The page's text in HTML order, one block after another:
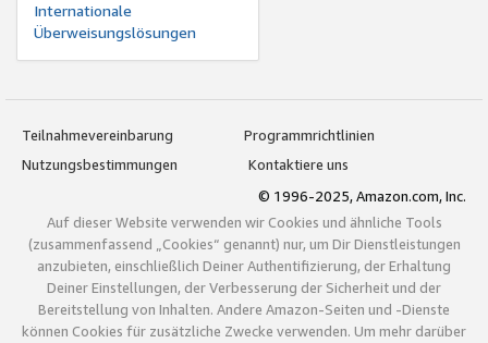
Internationale
Überweisungslösungen
Teilnahmevereinbarung
Programmrichtlinien
Nutzungsbestimmungen
Kontaktiere uns
© 1996-2025, Amazon.com, Inc.
Auf dieser Website verwenden wir Cookies und ähnliche Tools
(zusammenfassend „Cookies“ genannt) nur, um Dir Dienstleistungen
anzubieten, einschließlich Deiner Authentifizierung, der Erhaltung
Deiner Einstellungen, der Verbesserung der Sicherheit und der
Bereitstellung von Inhalten. Andere Amazon-Seiten und -Dienste
können Cookies für zusätzliche Zwecke verwenden. Um mehr darüber